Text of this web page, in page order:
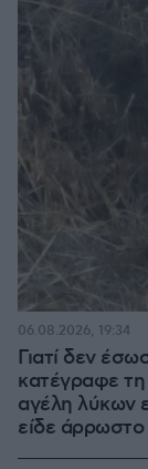
Γιατί δεν
κατέγραφε
αγέλη λύκων
είδε άρρωστο
06.08.2026, 19:34